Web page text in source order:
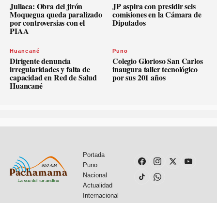
Juliaca: Obra del jirón
Moquegua queda paralizado
por controversias con el
PIAA
JP aspira con presidir seis
comisiones en la Cámara de
Diputados
Huancané
Dirigente denuncia
irregularidades y falta de
capacidad en Red de Salud
Huancané
Puno
Colegio Glorioso San Carlos
inaugura taller tecnológico
por sus 201 años
Portada
Puno
Nacional
Actualidad
Internacional